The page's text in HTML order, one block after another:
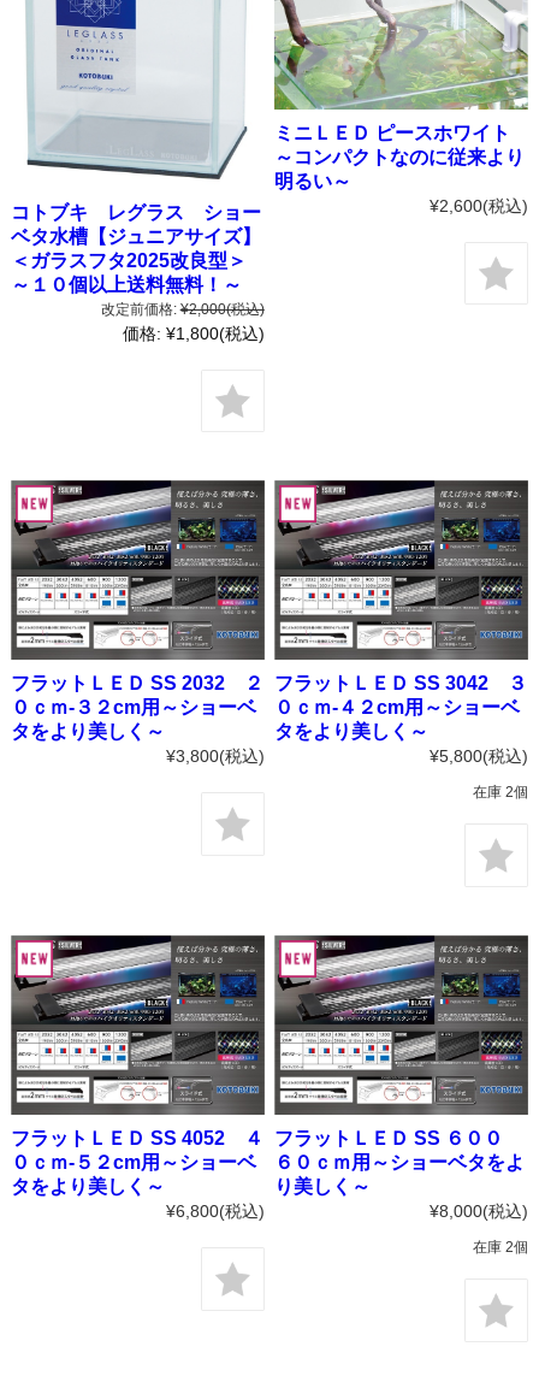
コトブキ レグラス ショー
ベタ水槽【ジュニアサイズ】
＜ガラスフタ2025改良型＞
～１０個以上送料無料！～
改定前価格: ¥2,000(税込)
価格: ¥1,800(税込)
ミニＬＥＤ ピースホワイト
～コンパクトなのに従来より
明るい～
¥2,600(税込)
フラットＬＥＤ SS 2032 ２
０ｃｍ-３２cm用～ショーベ
タをより美しく～
¥3,800(税込)
フラットＬＥＤ SS 3042 ３
０ｃｍ-４２cm用～ショーベ
タをより美しく～
¥5,800(税込)
在庫 2個
フラットＬＥＤ SS 4052 ４
０ｃｍ-５２cm用～ショーベ
タをより美しく～
¥6,800(税込)
フラットＬＥＤ SS ６００
６０ｃｍ用～ショーベタをよ
り美しく～
¥8,000(税込)
在庫 2個